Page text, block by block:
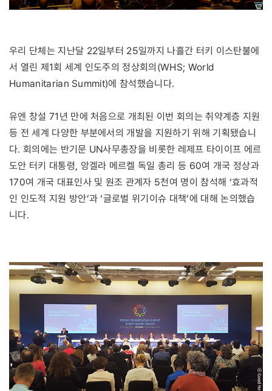
우리 단체는 지난달 22일부터 25일까지 나흘간 터키 이스탄불에
서 열린 제1회 세계 인도주의 정상회의(WHS; World
Humanitarian Summit)에 참석했습니다.
유엔 창설 71년 만에 처음으로 개최된 이번 회의는 취약계층 지원
등 전 세계 다양한 부분에서의 개발을 지원하기 위해 기획됐습니
다. 회의에는 반기문 UN사무총장을 비롯한 레제프 타이이프 에르
도안 터키 대통령, 앙겔라 메르켈 독일 총리 등 60여 개국 정상과
170여 개국 대표인사 및 원조 관계자 5천여 명이 참석해 ‘효과적
인 인도적 지원 방안’과 ‘글로벌 위기이슈 대책’에 대해 논의했습
니다.